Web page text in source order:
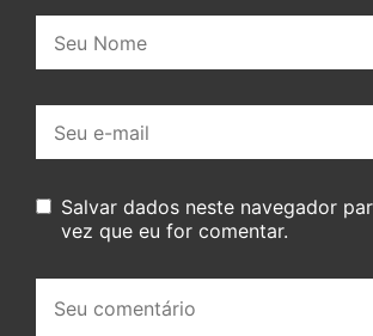
mail:
Salvar dados neste navegador
vez que eu for comentar.
comentário: